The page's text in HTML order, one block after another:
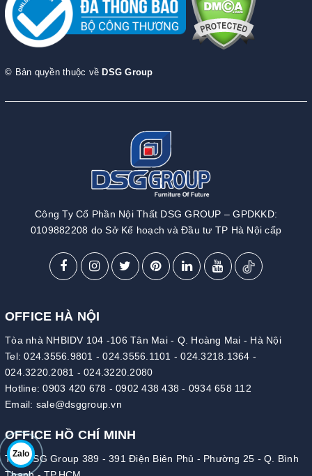
Zalo
© Bản quyền thuộc về DSG Group
Công Ty Cổ Phần Nội Thất DSG GROUP – GPDKKD:
0109882208 do Sở Kế hoạch và Đầu tư TP Hà Nội cấp
OFFICE HÀ NỘI
Tòa nhà NHBIDV 104 -106 Tân Mai - Q. Hoàng Mai - Hà Nội
Tel:024.3556.9801 -024.3556.1101 -024.3218.1364 -
024.3220.2081 - 024.3220.2080
Hotline:0903 420 678 - 0902 438 438 - 0934 658 112
Email: sale@dsggroup.vn
OFFICE HỒ CHÍ MINH
Tòa DSG Group 389 - 391 Điện Biên Phủ - Phường 25 - Q. Bình